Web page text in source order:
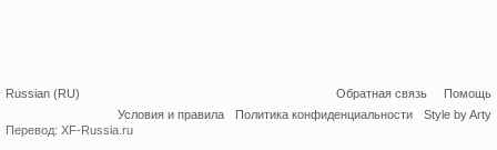
Russian (RU) Обратная связь
Помощь
Условия и правила
Политика конфиденциальности
Style by Arty
Перевод: XF-Russia.ru